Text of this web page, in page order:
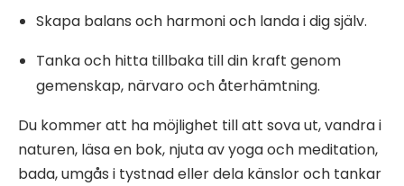
Skapa balans och harmoni och landa i dig själv.
Tanka och hitta tillbaka till din kraft genom
gemenskap, närvaro och återhämtning.
Du kommer att ha möjlighet till att sova ut, vandra i
naturen, läsa en bok, njuta av yoga och meditation,
bada, umgås i tystnad eller dela känslor och tankar